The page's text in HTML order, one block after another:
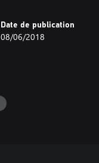
Date de publication
08/06/2018